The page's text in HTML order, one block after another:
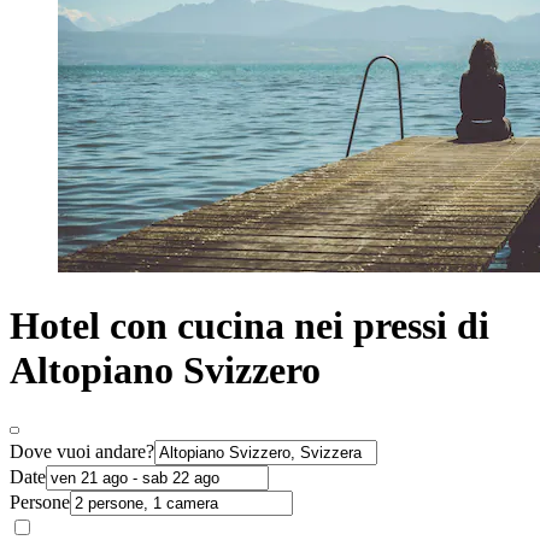
Hotel con cucina nei pressi di
Altopiano Svizzero
Dove vuoi andare?
Date
Persone